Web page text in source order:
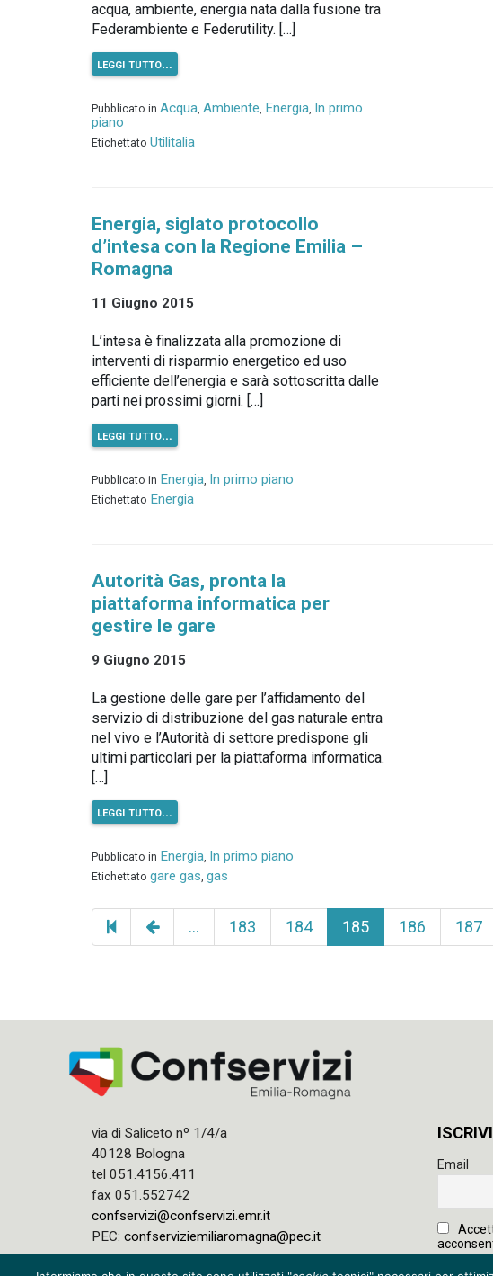
acqua, ambiente, energia nata dalla fusione tra
Federambiente e Federutility. […]
leggi tutto…
Pubblicato in Acqua, Ambiente, Energia, In primo
piano
Etichettato Utilitalia
Energia, siglato protocollo
d’intesa con la Regione Emilia –
Romagna
11 Giugno 2015
L’intesa è finalizzata alla promozione di
interventi di risparmio energetico ed uso
efficiente dell’energia e sarà sottoscritta dalle
parti nei prossimi giorni. […]
leggi tutto…
Pubblicato in Energia, In primo piano
Etichettato Energia
Autorità Gas, pronta la
piattaforma informatica per
gestire le gare
9 Giugno 2015
La gestione delle gare per l’affidamento del
servizio di distribuzione del gas naturale entra
nel vivo e l’Autorità di settore predispone gli
ultimi particolari per la piattaforma informatica.
[…]
leggi tutto…
Pubblicato in Energia, In primo piano
Etichettato gare gas, gas
Pagina
precedente
… 183 184 185 186 187
via di Saliceto nº 1/4/a
40128 Bologna
tel 051.4156.411
fax 051.552742
confservizi@confservizi.emr.it
PEC: confserviziemiliaromagna@pec.it
Email